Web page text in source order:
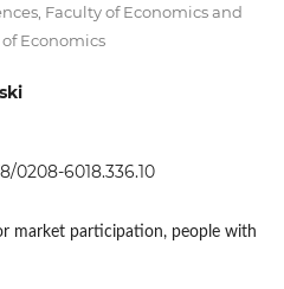
Faculty of Economics and
Economics
0208-6018.336.10
market participation, people with